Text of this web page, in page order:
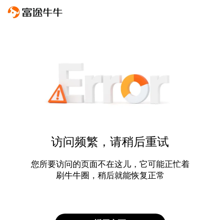
访问频繁，请稍后重试
您所要访问的页面不在这儿，它可能正忙着
刷牛牛圈，稍后就能恢复正常